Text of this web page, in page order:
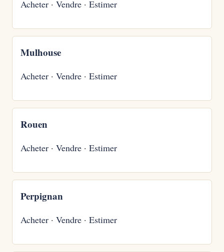
Acheter · Vendre · Estimer
Mulhouse
Acheter · Vendre · Estimer
Rouen
Acheter · Vendre · Estimer
Perpignan
Acheter · Vendre · Estimer